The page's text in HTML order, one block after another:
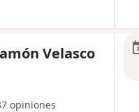
Velasco
opiniones